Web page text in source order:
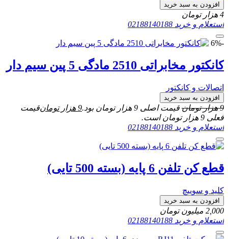
افزودن به سبد خرید
4 هزار تومان
استعلام و خرید 02188140188
-6%
کانکتور مخابراتی 2510 مادگی 5 پین سیم دار
اتصالات و کانکتور
افزودن به سبد خرید
9 هزار تومان قیمت اصلی 9 هزار تومان بود. 9 هزار تومانقیمت
فعلی 9 هزار تومان است.
استعلام و خرید 02188140188
قطع کن تلفن 6 پایه (بسته 500 تایی)
کلید و سوییچ
افزودن به سبد خرید
2,000 میلیون تومان
استعلام و خرید 02188140188